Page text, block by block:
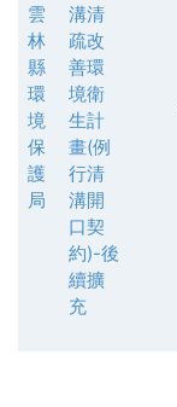
雲
林
縣
環
境
保
護
局
溝清
疏改
善環
境衛
生計
畫(例
行清
溝開
口契
約)-後
續擴
充